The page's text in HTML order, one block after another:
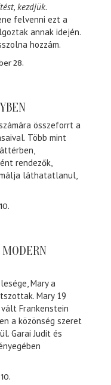
kezdjük.
felvenni ezt a
annak idején.
hozzám.
28.
összeforrt a
Több mint
rendezők,
láthatatlanul,
Mary a
Mary 19
Frankenstein
a közönség szeret
Garai Judit és